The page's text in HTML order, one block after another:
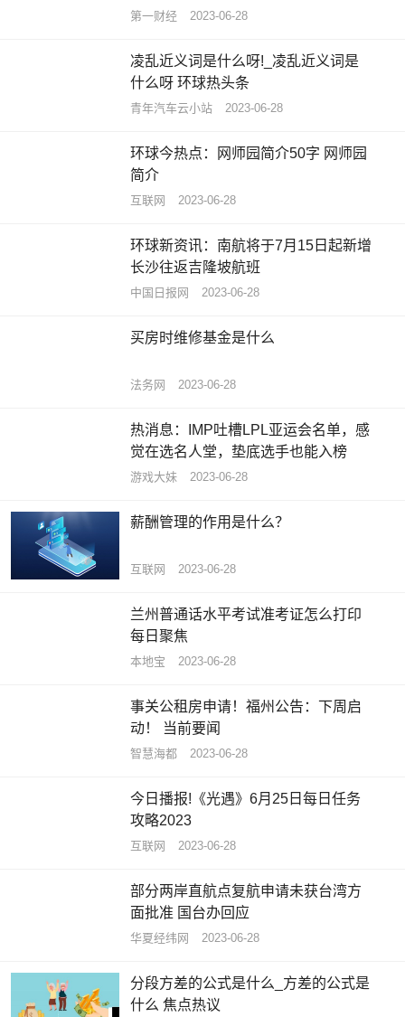
第一财经 2023-06-28
凌乱近义词是什么呀!_凌乱近义词是
什么呀 环球热头条
青年汽车云小站 2023-06-28
环球今热点：网师园简介50字 网师园
简介
互联网 2023-06-28
环球新资讯：南航将于7月15日起新增
长沙往返吉隆坡航班
中国日报网 2023-06-28
买房时维修基金是什么
法务网 2023-06-28
热消息：IMP吐槽LPL亚运会名单，感
觉在选名人堂，垫底选手也能入榜
游戏大妹 2023-06-28
薪酬管理的作用是什么？
互联网 2023-06-28
兰州普通话水平考试准考证怎么打印
每日聚焦
本地宝 2023-06-28
事关公租房申请！福州公告：下周启
动！ 当前要闻
智慧海都 2023-06-28
今日播报!《光遇》6月25日每日任务
攻略2023
互联网 2023-06-28
部分两岸直航点复航申请未获台湾方
面批准 国台办回应
华夏经纬网 2023-06-28
分段方差的公式是什么_方差的公式是
什么 焦点热议